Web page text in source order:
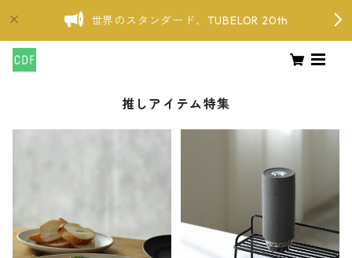
世界のスタンダード、TUBELOR 20th
推しアイテム特集